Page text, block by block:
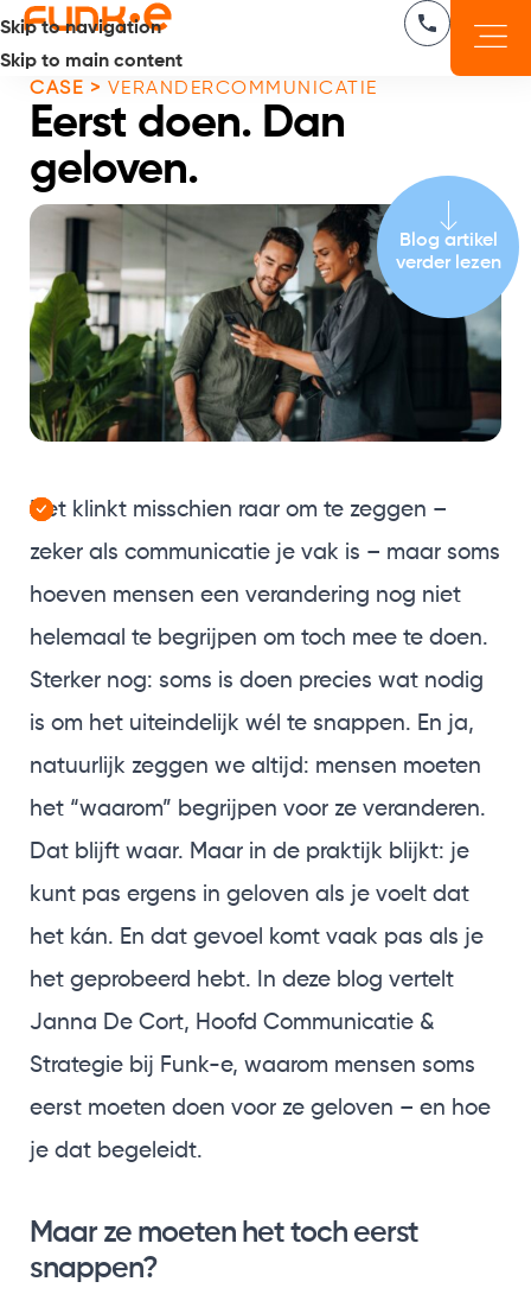
Skip to navigation
Skip to main content
CASE > VERANDERCOMMUNICATIE
Eerst doen. Dan
geloven.
Blog artikel
verder lezen
Het klinkt misschien raar om te zeggen –
zeker als communicatie je vak is – maar soms
hoeven mensen een verandering nog niet
helemaal te begrijpen om toch mee te doen.
Sterker nog: soms is doen precies wat nodig
is om het uiteindelijk wél te snappen. En ja,
natuurlijk zeggen we altijd: mensen moeten
het “waarom” begrijpen voor ze veranderen.
Dat blijft waar. Maar in de praktijk blijkt: je
kunt pas ergens in geloven als je voelt dat
het kán. En dat gevoel komt vaak pas als je
het geprobeerd hebt. In deze blog vertelt
Janna De Cort, Hoofd Communicatie &
Strategie bij Funk-e, waarom mensen soms
eerst moeten doen voor ze geloven – en hoe
je dat begeleidt.
Maar ze moeten het toch eerst
snappen?